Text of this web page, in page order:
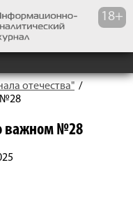
отечества" /
№28
важном №28